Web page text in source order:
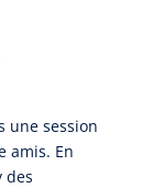
une session
amis. En
des